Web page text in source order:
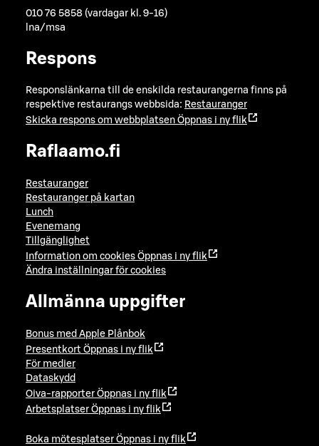
010 76 5858 (vardagar kl. 9-16)
lna/msa
Respons
Responslänkarna till de enskilda restaurangerna finns på
respektive restaurangs webbsida: Restauranger
Skicka respons om webbplatsen Öppnas i ny flik
Raflaamo.fi
Restauranger
Restauranger på kartan
Lunch
Evenemang
Tillgänglighet
Information om cookies Öppnas i ny flik
Ändra inställningar för cookies
Allmänna uppgifter
Bonus med Apple Plånbok
Presentkort Öppnas i ny flik
För medier
Dataskydd
Oiva-rapporter Öppnas i ny flik
Arbetsplatser Öppnas i ny flik
Boka mötesplatser Öppnas i ny flik